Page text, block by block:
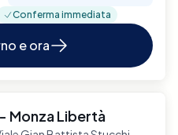
Conferma immediata
e ora
Monza Libertà